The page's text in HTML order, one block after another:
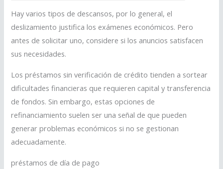
Hay varios tipos de descansos, por lo general, el
deslizamiento justifica los exámenes económicos. Pero
antes de solicitar uno, considere si los anuncios satisfacen
sus necesidades.
Los préstamos sin verificación de crédito tienden a sortear
dificultades financieras que requieren capital y transferencia
de fondos. Sin embargo, estas opciones de
refinanciamiento suelen ser una señal de que pueden
generar problemas económicos si no se gestionan
adecuadamente.
préstamos de día de pago